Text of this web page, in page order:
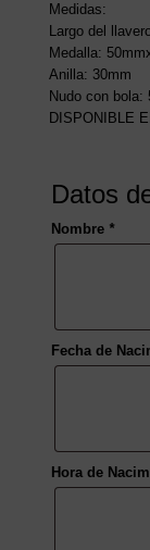
Medidas:
Largo del
Medalla:
Anilla: 30mm
Nudo con bola:
DISPONIBLE
Datos
Nombre *
Fecha de
Hora de